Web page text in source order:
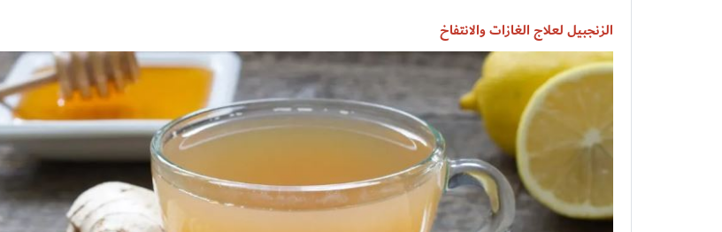
الزنجبيل لعلاج الغازات والانتفاخ